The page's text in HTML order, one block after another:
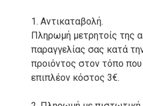
1. Αντικαταβολή.
Πληρωμή μετρητοίς της
παραγγελίας σας κατά
προιόντος στον τόπο που
επιπλέον κόστος 3€.